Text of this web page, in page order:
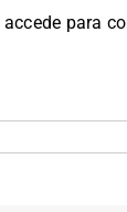
accede para